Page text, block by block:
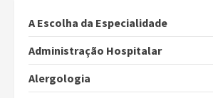
A Escolha da Especialidade
Administração Hospitalar
Alergologia